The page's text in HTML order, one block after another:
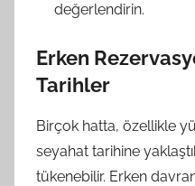
değerlendirin.
Erken
Tarihler
Birçok hatta, özellikle
seyahat tarihine
tükenebilir. Erken